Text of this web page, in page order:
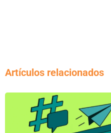
Artículos relacionados